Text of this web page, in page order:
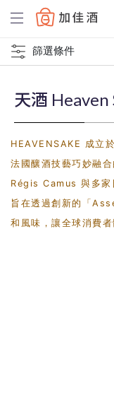
篩選條件
天酒 Heaven
HEAVENSAKE 成立
法國釀酒技藝巧妙融
Régis Camus 與多家
旨在透過創新的「
和風味，讓全球消費者